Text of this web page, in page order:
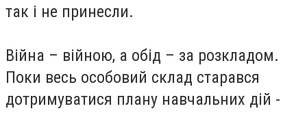
так і не принесли.
Війна – війною, а обід – за розкладом.
Поки весь особовий склад старався
дотримуватися плану навчальних дій -